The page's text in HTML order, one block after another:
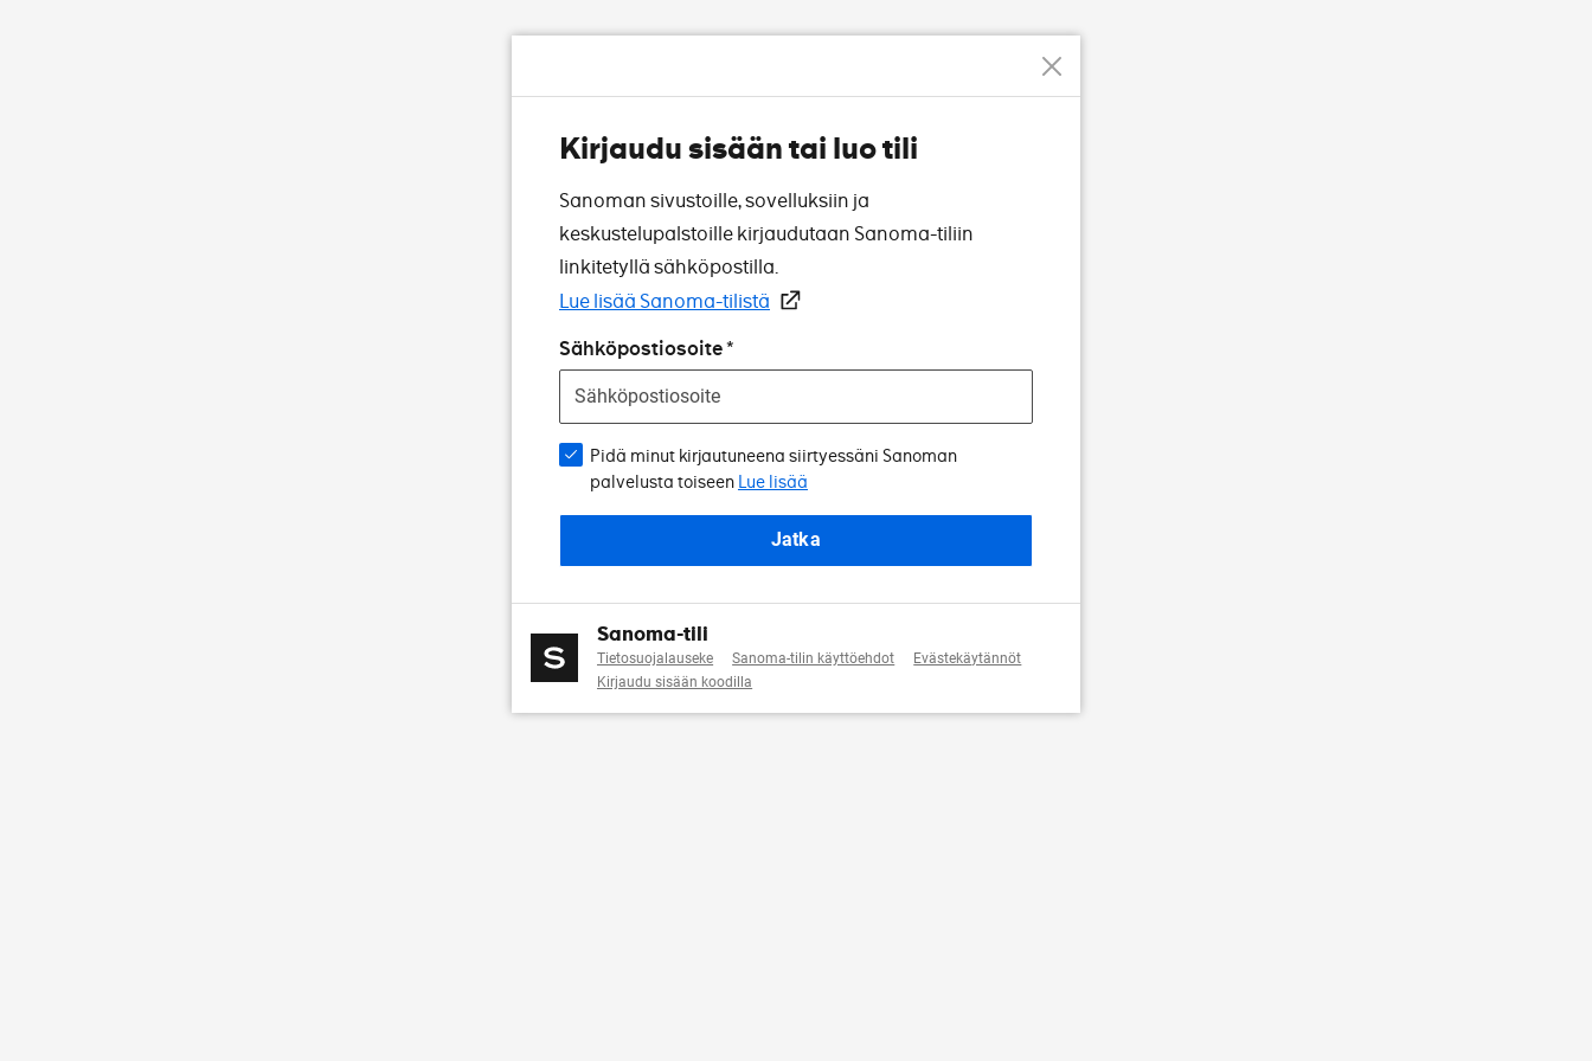
Kirjaudu sisään tai luo tili
Sanoman sivustoille, sovelluksiin ja
keskustelupalstoille kirjaudutaan Sanoma-tiliin
linkitetyllä sähköpostilla.
Lue lisää Sanoma-tilistä
Sähköpostiosoite
Pidä minut kirjautuneena siirtyessäni Sanoman
palvelusta toiseen Lue lisää
Jatka
Sanoma-tili
Tietosuojalauseke Sanoma-tilin käyttöehdot
Evästekäytännöt
Kirjaudu sisään koodilla